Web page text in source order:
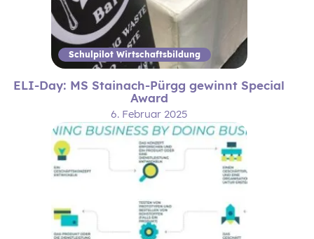
Schulpilot Wirtschaftsbildung
ELI-Day: MS Stainach-Pürgg gewinnt Special
Award
6. Februar 2025